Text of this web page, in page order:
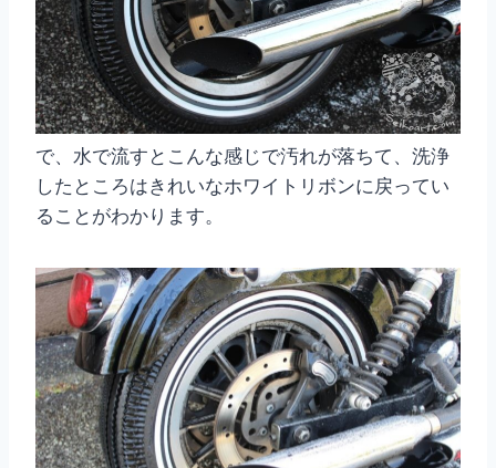
で、水で流すとこんな感じで汚れが落ちて、洗浄
したところはきれいなホワイトリボンに戻ってい
ることがわかります。